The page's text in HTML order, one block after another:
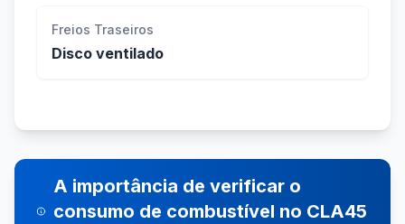
Freios Traseiros
Disco ventilado
A importância de verificar o
consumo de combustível no CLA45